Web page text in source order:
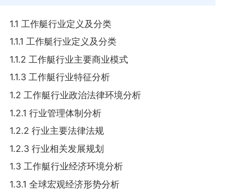
1.1 工作艇行业定义及分类
1.1.1 工作艇行业定义及分类
1.1.2 工作艇行业主要商业模式
1.1.3 工作艇行业特征分析
1.2 工作艇行业政治法律环境分析
1.2.1 行业管理体制分析
1.2.2 行业主要法律法规
1.2.3 行业相关发展规划
1.3 工作艇行业经济环境分析
1.3.1 全球宏观经济形势分析